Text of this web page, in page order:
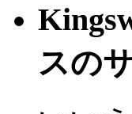
スの